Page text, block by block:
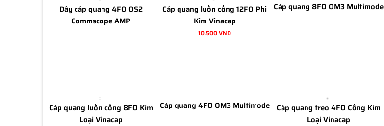
Dây cáp quang 4FO OS2
Commscope AMP
Cáp quang luồn cống 12FO Phi
Kim Vinacap
10.500 VND
Cáp quang 8FO OM3 Multimode
Cáp quang luồn cống 8FO Kim
Loại Vinacap
Cáp quang 4FO OM3 Multimode
Cáp quang treo 4FO Cống Kim
Loại Vinacap